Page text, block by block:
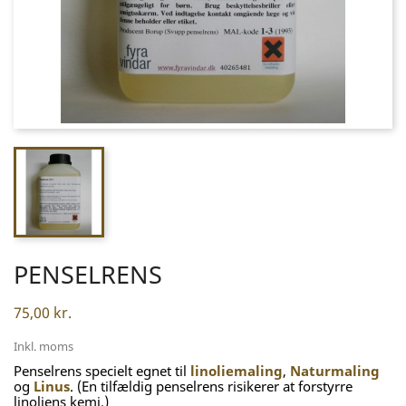
PENSELRENS
75,00 kr.
Inkl. moms
Penselrens specielt egnet til linoliemaling, Naturmaling
og Linus. (En tilfældig penselrens risikerer at forstyrre
linoliens kemi.)